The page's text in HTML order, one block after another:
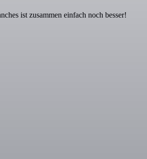
ist zusammen einfach noch besser!